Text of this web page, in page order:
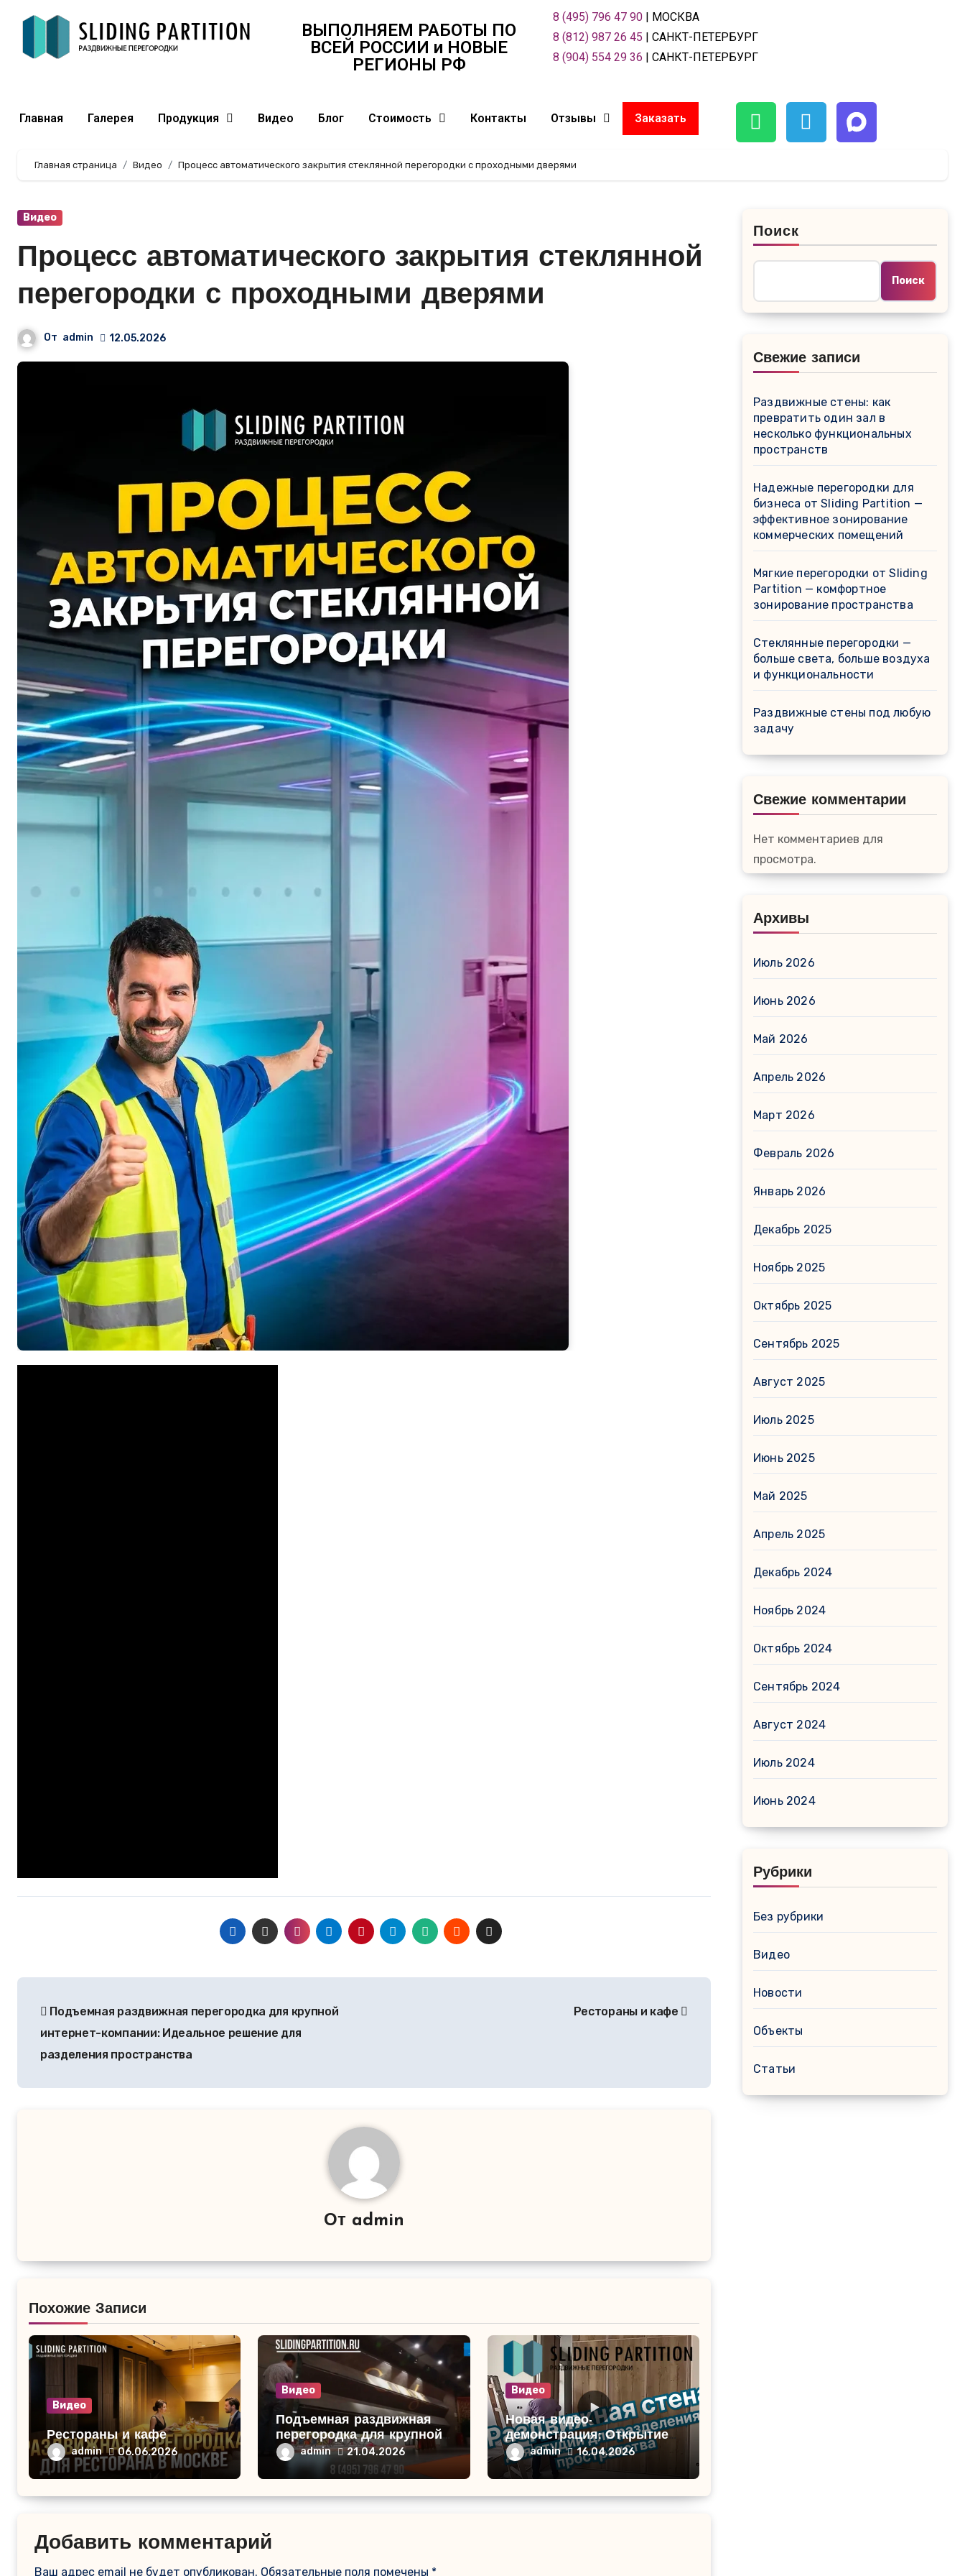
ВЫПОЛНЯЕМ РАБОТЫ ПО
ВСЕЙ РОСCИИ и НОВЫЕ
РЕГИОНЫ РФ
8 (495) 796 47 90| МОСКВА
8 (812) 987 26 45 | САНКТ-ПЕТЕРБУРГ
8 (904) 554 29 36 | САНКТ-ПЕТЕРБУРГ
Главная Галерея Продукция Видео Блог Стоимость Контакты Отзывы Заказать
Главная страница Видео Процесс автоматического закрытия стеклянной перегородки с проходными дверями
Видео
Процесс автоматического закрытия стеклянной
перегородки с проходными дверями
От admin 12.05.2026
Подъемная раздвижная перегородка для крупной
интернет-компании: Идеальное решение для
разделения пространства
Рестораны и кафе
От admin
Похожие Записи
Видео
Рестораны и кафе
admin 06.06.2026
Видео
Подъемная раздвижная
перегородка для крупной
интернет-компании:
Идеальное решение для
разделения пространства
admin 21.04.2026
Видео
Новая видео-
демонстрация: Открытие
раздвижной стены для
квартиры-студии!
admin 16.04.2026
Добавить комментарий
Ваш адрес email не будет опубликован. Обязательные поля помечены *
Поиск
Поиск
Свежие записи
Раздвижные стены: как
превратить один зал в
несколько функциональных
пространств
Надежные перегородки для
бизнеса от Sliding Partition —
эффективное зонирование
коммерческих помещений
Мягкие перегородки от Sliding
Partition — комфортное
зонирование пространства
Стеклянные перегородки —
больше света, больше воздуха
и функциональности
Раздвижные стены под любую
задачу
Свежие комментарии
Нет комментариев для
просмотра.
Архивы
Июль 2026
Июнь 2026
Май 2026
Апрель 2026
Март 2026
Февраль 2026
Январь 2026
Декабрь 2025
Ноябрь 2025
Октябрь 2025
Сентябрь 2025
Август 2025
Июль 2025
Июнь 2025
Май 2025
Апрель 2025
Декабрь 2024
Ноябрь 2024
Октябрь 2024
Сентябрь 2024
Август 2024
Июль 2024
Июнь 2024
Рубрики
Без рубрики
Видео
Новости
Объекты
Статьи